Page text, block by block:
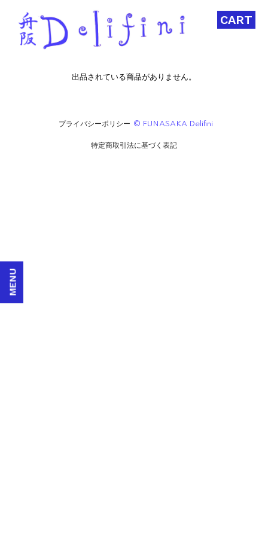
出品されている商品がありません。
プライバシーポリシー © FUNASAKA Delifini
特定商取引法に基づく表記
CART